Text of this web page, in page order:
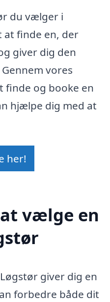
du vælger i
at finde en, der
giver dig den
vores
finde og booke en
hjælpe dig med at
her!
vælge en
giver dig en
forbedre både dit